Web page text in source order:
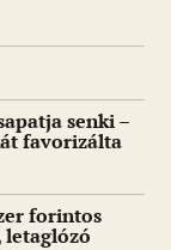
senki –
favorizálta
forintos
letaglózó